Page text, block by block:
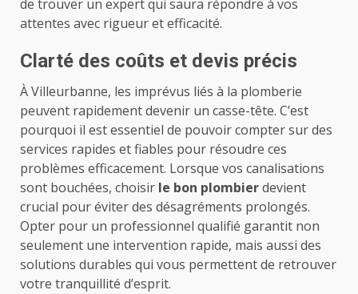
de trouver un expert qui saura répondre à vos
attentes avec rigueur et efficacité.
Clarté des coûts et devis précis
À Villeurbanne, les imprévus liés à la plomberie
peuvent rapidement devenir un casse-tête. C’est
pourquoi il est essentiel de pouvoir compter sur des
services rapides et fiables pour résoudre ces
problèmes efficacement. Lorsque vos canalisations
sont bouchées, choisir le bon plombierdevient
crucial pour éviter des désagréments prolongés.
Opter pour un professionnel qualifié garantit non
seulement une intervention rapide, mais aussi des
solutions durables qui vous permettent de retrouver
votre tranquillité d’esprit.